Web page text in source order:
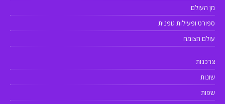
מן העולם
ספורט ופעילות גופנית
עולם הצומח
צרכנות
שונות
שפות